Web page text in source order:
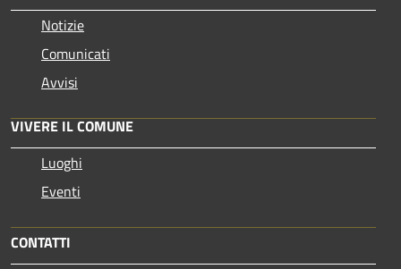
Notizie
Comunicati
Avvisi
VIVERE IL COMUNE
Luoghi
Eventi
CONTATTI